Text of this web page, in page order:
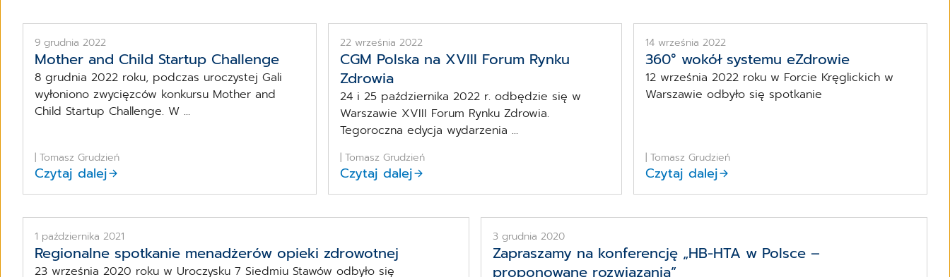
9 grudnia 2022
Mother and Child Startup Challenge
8 grudnia 2022 roku, podczas uroczystej Gali
wyłoniono zwycięzców konkursu Mother and
Child Startup Challenge. W ...
| Tomasz Grudzień
Czytaj dalej
22 września 2022
CGM Polska na XVIII Forum Rynku
Zdrowia
24 i 25 października 2022 r. odbędzie się w
Warszawie XVIII Forum Rynku Zdrowia.
Tegoroczna edycja wydarzenia ...
| Tomasz Grudzień
Czytaj dalej
14 września 2022
360° wokół systemu eZdrowie
12 września 2022 roku w Forcie Kręglickich w
Warszawie odbyło się spotkanie
| Tomasz Grudzień
Czytaj dalej
1 października 2021
Regionalne spotkanie menadżerów opieki zdrowotnej
23 września 2020 roku w Uroczysku 7 Siedmiu Stawów odbyło się
3 grudnia 2020
Zapraszamy na konferencję „HB-HTA w Polsce –
proponowane rozwiązania”